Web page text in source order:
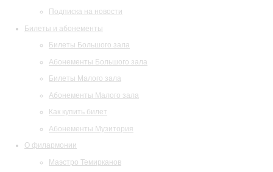
Подписка на новости
Билеты и абонементы
Билеты Большого зала
Абонементы Большого зала
Билеты Малого зала
Абонементы Малого зала
Как купить билет
Абонементы Музитория
О филармонии
Маэстро Темирканов